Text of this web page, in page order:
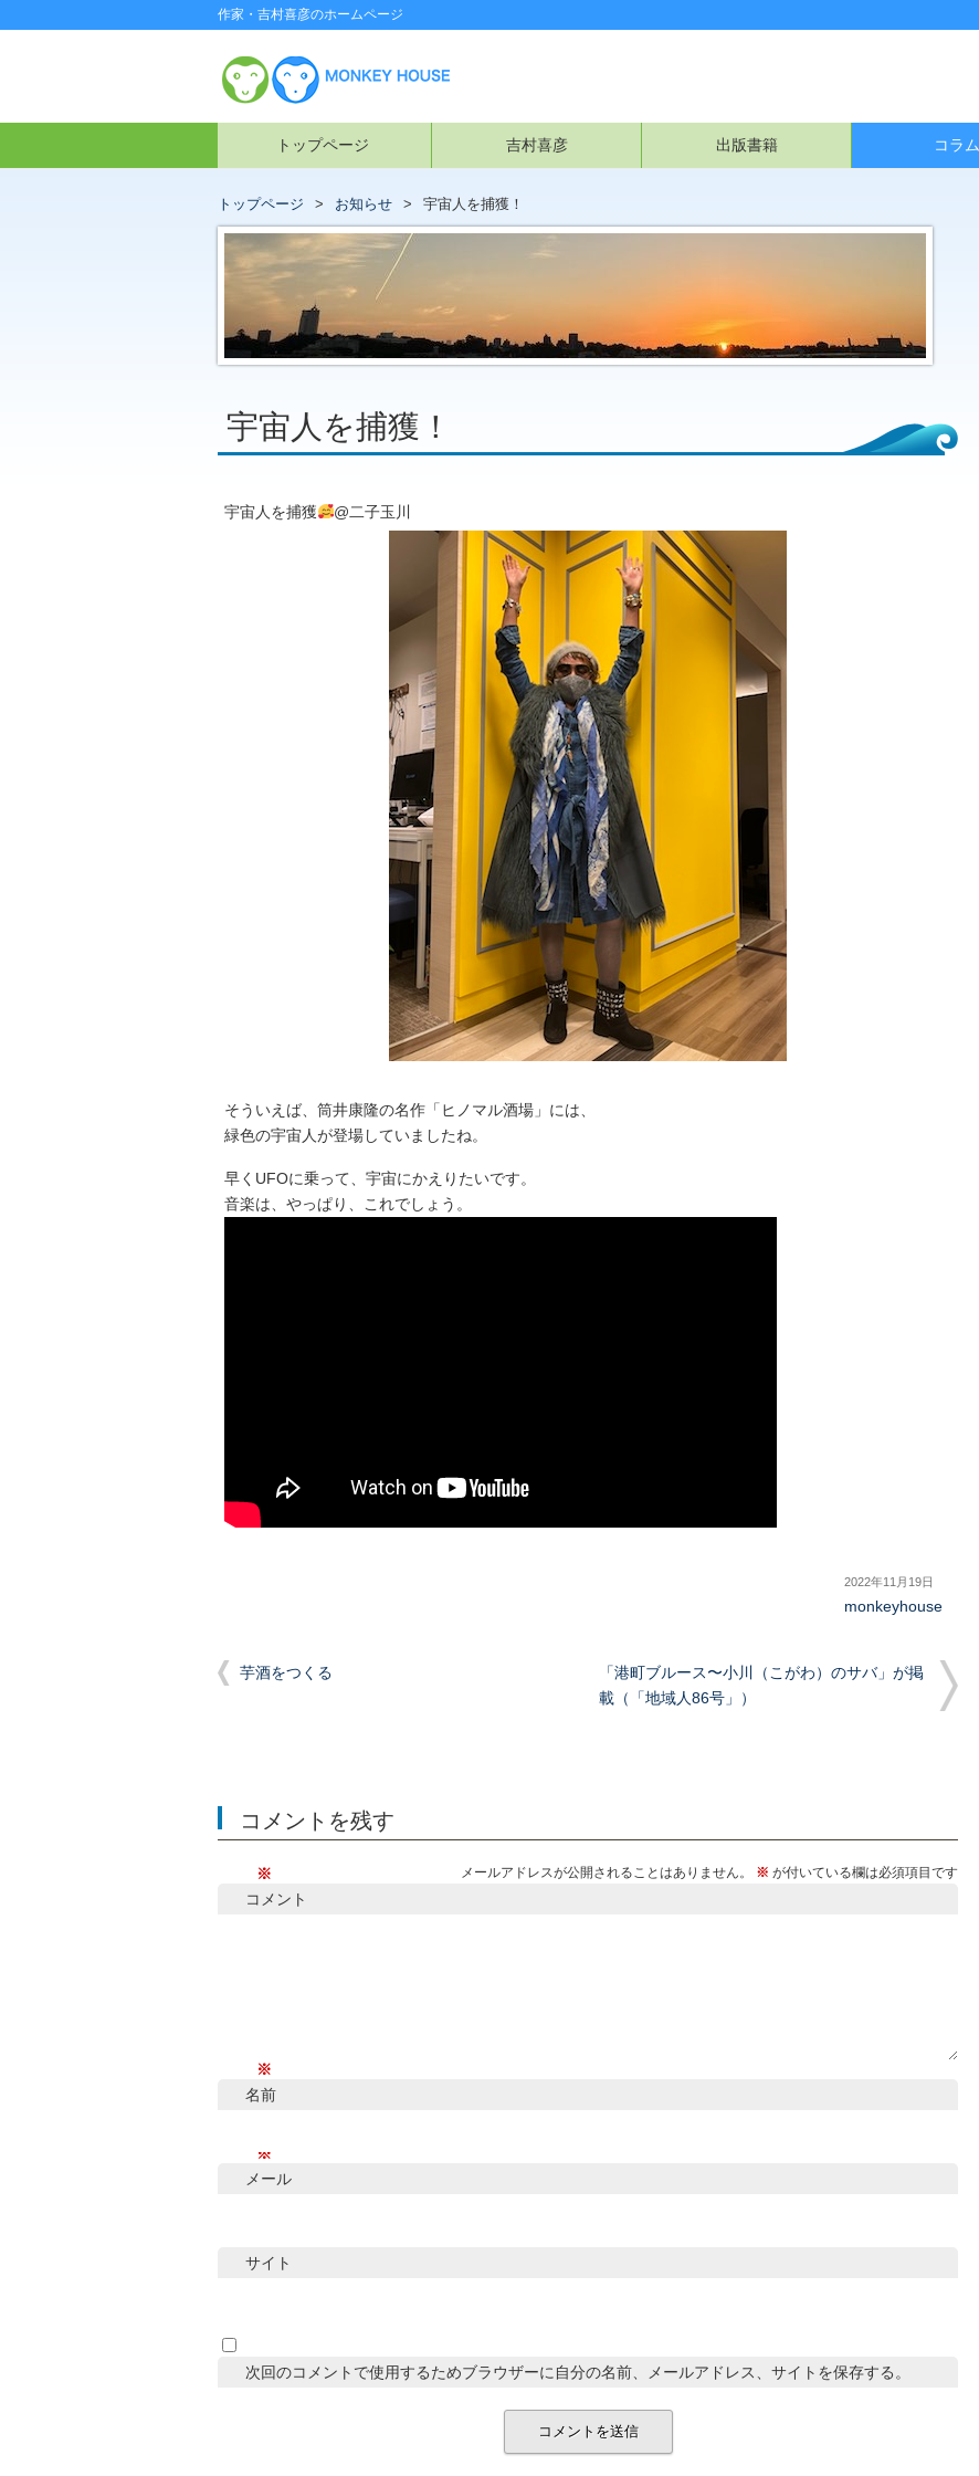
作家・吉村喜彦のホームページ
トップページ 吉村喜彦 出版書籍 コラム
トップページ お知らせ 宇宙人を捕獲！
宇宙人を捕獲！
宇宙人を捕獲 @二子玉川
そういえば、筒井康隆の名作「ヒノマル酒場」には、
緑色の宇宙人が登場していましたね。
早くUFOに乗って、宇宙にかえりたいです。
音楽は、やっぱり、これでしょう。
2022年11月19日
monkeyhouse
芋酒をつくる
「港町ブルース〜小川（こがわ）のサバ」が掲
載（「地域人86号」）
コメントを残す
メールアドレスが公開されることはありません。 ※ が付いている欄は必須項目です
コメント
※
名前
※
メール
※
サイト
次回のコメントで使用するためブラウザーに自分の名前、メールアドレス、サイトを保存する。